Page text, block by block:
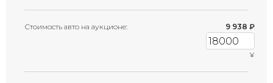
Стоимость авто на аукционе: 9 938 ₽
¥